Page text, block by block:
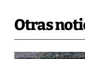
Otras